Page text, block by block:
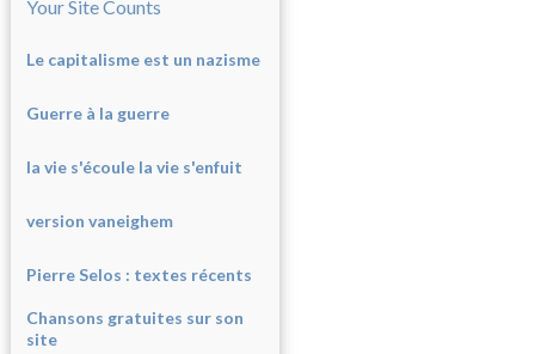
Le capitalisme est un nazisme
Guerre à la guerre
la vie s'écoule la vie s'enfuit
version vaneighem
Pierre Selos : textes récents
Chansons gratuites sur son
site